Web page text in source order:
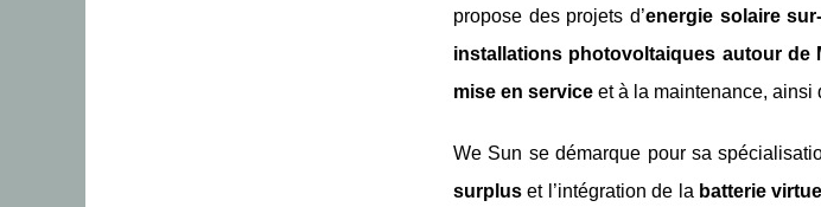
propose des projets d’energie solaire
installations photovoltaiques autour de
mise en service et à la maintenance, ainsi
We Sun se démarque pour sa
surplus et l’intégration de la batterie